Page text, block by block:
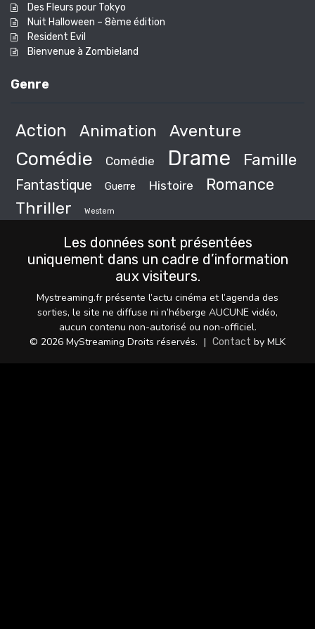
Des Fleurs pour Tokyo
Nuit Halloween – 8ème édition
Resident Evil
Bienvenue à Zombieland
Genre
Action Animation Aventure
Comédie Comédie Drame Famille
Fantastique Guerre Histoire Romance
Thriller Western
Les données sont présentées
uniquement dans un cadre d’information
aux visiteurs.
Mystreaming.fr présente l’actu cinéma et l’agenda des
sorties, le site ne diffuse ni n’héberge AUCUNE vidéo,
aucun contenu non-autorisé ou non-officiel.
© 2026 MyStreaming Droits réservés. | Contact by MLK